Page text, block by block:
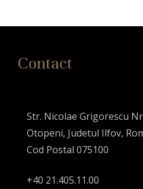
Contact
Str. Nicolae Grigorescu
Otopeni, Judetul Ilfov,
Cod Postal 075100
+40 21.405.11.00